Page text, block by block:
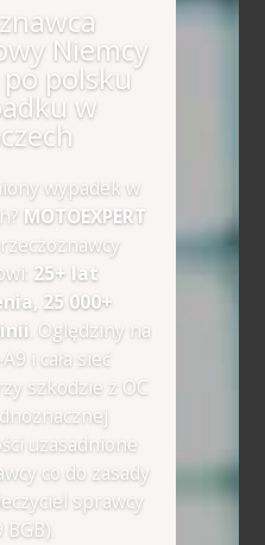
Niemcy
polsku
w
wypadek w
MOTOEXPERT
25+ lat
25 000+
. Oględziny na
i cała sieć
szkodzie z OC
uzasadnione
co do zasady
sprawcy